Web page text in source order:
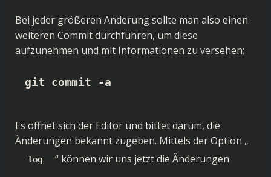
Bei jeder größeren Änderung sollte man also einen
weiteren Commit durchführen, um diese
aufzunehmen und mit Informationen zu versehen:
git commit -a
Es öffnet sich der Editor und bittet darum, die
Änderungen bekannt zugeben. Mittels der Option „
log “ können wir uns jetzt die Änderungen